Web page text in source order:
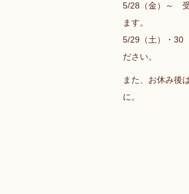
5/28（金）～ 受
ます。
5/29（土）・30
ださい。
また、お休み後
に。